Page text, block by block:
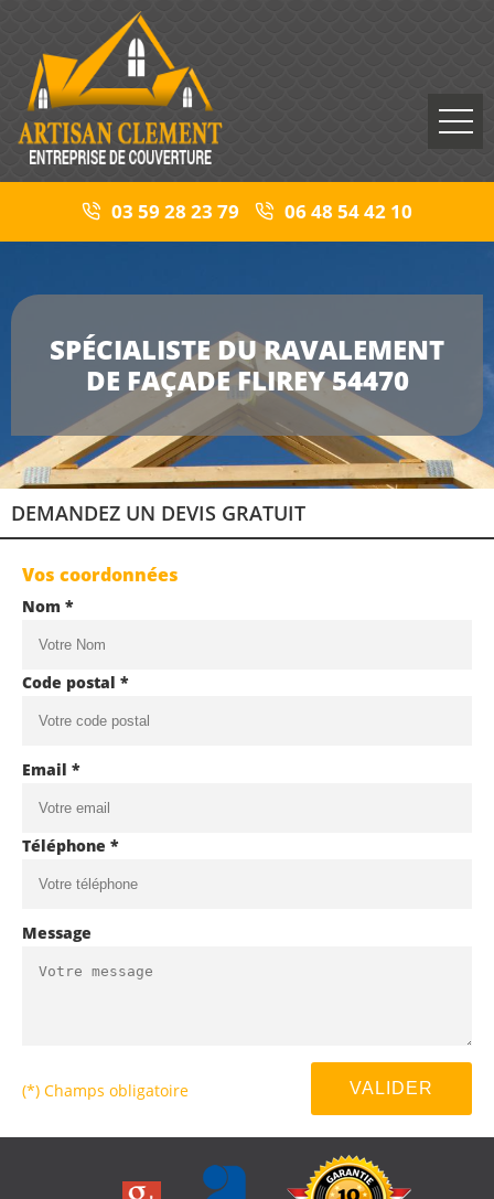
03 59 28 23 79 06 48 54 42 10
SPÉCIALISTE DU RAVALEMENT
DE FAÇADE FLIREY 54470
DEMANDEZ UN DEVIS GRATUIT
Vos coordonnées
Nom *
Code postal *
Email *
Téléphone *
Message
(*) Champs obligatoire